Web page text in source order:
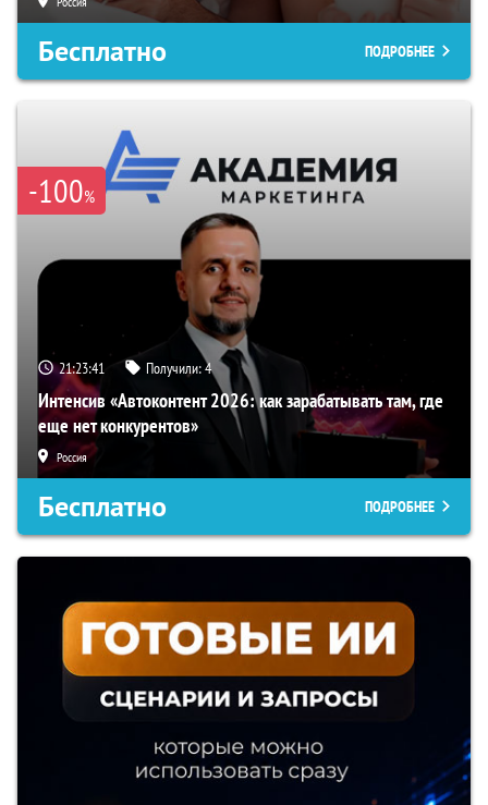
Бесплатно ПОДРОБНЕЕ
-100%
21:23:40 Получили:4
Интенсив «Автоконтент 2026: как зарабатывать там, где
еще нет конкурентов»
Россия
Бесплатно ПОДРОБНЕЕ